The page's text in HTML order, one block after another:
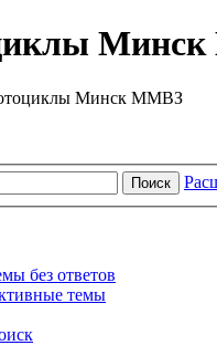
Минск ММВЗ
Поиск
без ответов
темы